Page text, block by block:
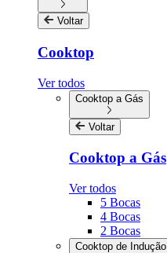
Voltar
Cooktop
Ver todos
Cooktop a Gás
Voltar
Cooktop a Gás
Ver todos
5 Bocas
4 Bocas
2 Bocas
Cooktop de Indução